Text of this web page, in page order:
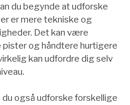
du begynde at udforske
er mere tekniske og
Det kan være
og håndtere hurtigere
kan udfordre dig selv
også udforske forskellige